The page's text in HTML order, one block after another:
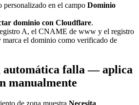
personalizado en el campo Dominio
dominio con Cloudflare.
A, el CNAME de www y el registro
el dominio como verificado de
automática falla — aplica
manualmente
de zona muestra Necesita